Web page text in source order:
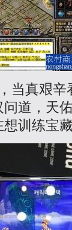
当真艰
道，天
想训练宝